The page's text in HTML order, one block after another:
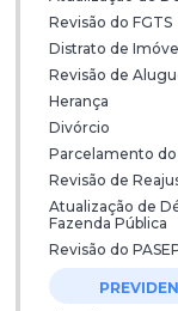
Revisão do FGTS
Distrato de
Revisão de
Herança
Divórcio
Parcelamento do
Revisão de
Atualização de
Fazenda Pública
Revisão do